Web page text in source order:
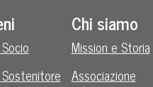
Chi siamo
Mission e Storia
Associazione